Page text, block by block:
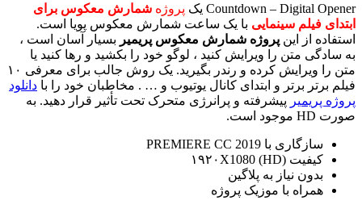
Countdown – Digital Opener یک پروژه شمارش معکوس برای
ابتدای فیلم سینمایی با یک ساعت شمارش معکوس پویا است.
استفاده از این پروژه شمارش معکوس پریمیر بسیار آسان است ،
به سادگی متن را ویرایش کنید ، لوگو خود را بکشید و رها کنید یا
متن را ویرایش کرده و رندر بگیرید. یک روش جالب برای معرفی ۱۰
فیلم برتر برتر و ابتدای کانال یوتیوب و … . مخاطبان خود را با دانلود
پروژه پریمیر پیشرفته و پرانرژی متحرک تحت تأثیر قرار دهید. به
صورت HD موجود است.
سازگاری با PREMIERE CC 2019
کیفیت (۱۹۲۰X1080 (HD
بدون نیاز به پلاگین
همراه با موزیک پروژه